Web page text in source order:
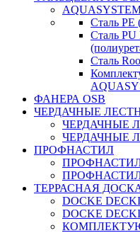
Сталь PE
Сталь
Сталь
ФАНЕРА OSB
ЧЕРДАЧНЫЕ
ЧЕРДАЧНЫЕ
ЧЕРДАЧНЫЕ
ПРОФНАСТИЛ
ТЕРРАСНАЯ ДОСКА
DOCKE
DOCKE